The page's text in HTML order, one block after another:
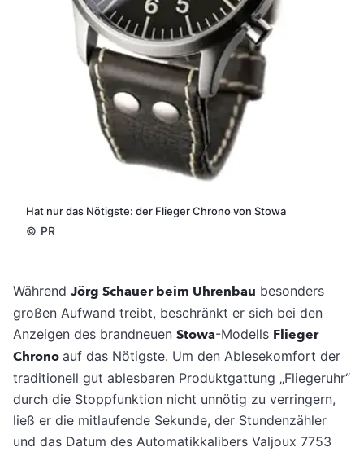
Hat nur das Nötigste: der Flieger Chrono von Stowa
© PR
Während Jörg Schauer beim Uhrenbau besonders
großen Aufwand treibt, beschränkt er sich bei den
Anzeigen des brandneuen Stowa-Modells Flieger
Chrono auf das Nötigste. Um den Ablesekomfort der
traditionell gut ablesbaren Produktgattung „Fliegeruhr“
durch die Stoppfunktion nicht unnötig zu verringern,
ließ er die mitlaufende Sekunde, der Stundenzähler
und das Datum des Automatikkalibers Valjoux 7753